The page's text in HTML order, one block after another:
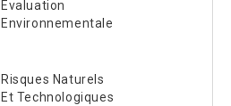
Evaluation
Environnementale
Risques Naturels
Et Technologiques